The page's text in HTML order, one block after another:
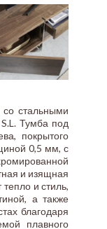
стальными
Тумба под
покрытого
0,5 мм, с
и изящная
и стиль,
а также
благодаря
плавного